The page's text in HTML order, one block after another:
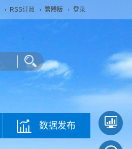
RSS订阅 繁體版 登录
数据发布